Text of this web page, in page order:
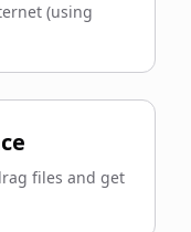
(using
files and get